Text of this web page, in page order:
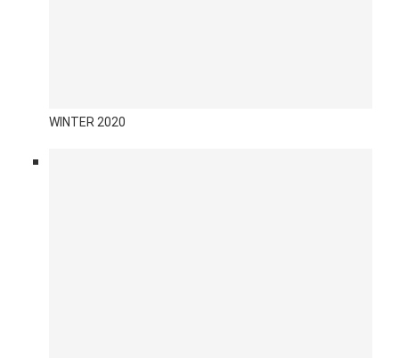
WINTER 2020